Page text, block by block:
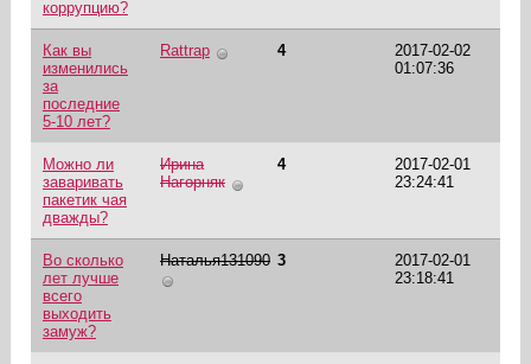
коррупцию?
Как вы
изменились
за
последние
5-10 лет?
Rattrap 4
2017-02-02
01:07:36
Можно ли
заваривать
пакетик чая
дважды?
Ирина
Нагорняк
4
2017-02-01
23:24:41
Во сколько
лет лучше
всего
выходить
замуж?
Наталья131090 3
2017-02-01
23:18:41